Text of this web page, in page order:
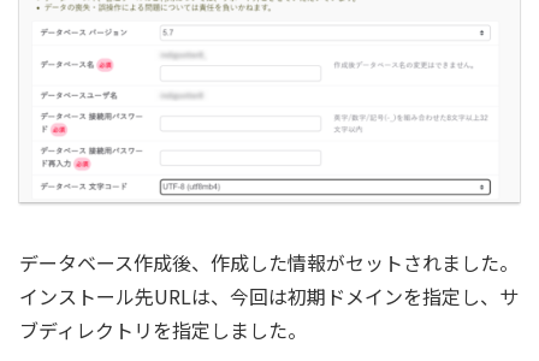
データベース作成後、作成した情報がセットされました。
インストール先URLは、今回は初期ドメインを指定し、サ
ブディレクトリを指定しました。